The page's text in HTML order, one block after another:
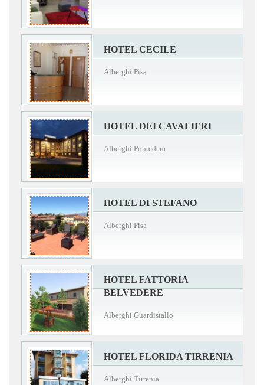
HOTEL CECILE
Alberghi Pisa
HOTEL DEI CAVALIERI
Alberghi Pontedera
HOTEL DI STEFANO
Alberghi Pisa
HOTEL FATTORIA
BELVEDERE
Alberghi Guardistallo
HOTEL FLORIDA TIRRENIA
Alberghi Tirrenia